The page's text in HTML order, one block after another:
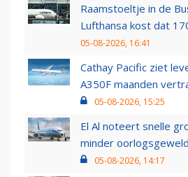
Raamstoeltje in de
Lufthansa kost dat
05-08-2026, 16:41
Cathay Pacific ziet
A350F maanden
05-08-2026, 15:25
El Al noteert snelle
minder oorlogsgeweld
05-08-2026, 14:17